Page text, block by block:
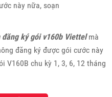
này nữa, soạn
đăng ký gói v160b Viettelmà
đăng ký được gói cước này
V160B chu kỳ 1, 3, 6, 12 tháng